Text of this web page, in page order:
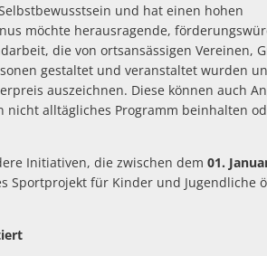
und hat einen hohen
möchte herausragende,
die von ortsansässigen Vereinen,
gestaltet und veranstaltet wurden
auszeichnen. Diese können auch
alltägliches Programm beinhalten
Initiativen, die zwischen dem 01.
Sportprojekt für Kinder und Jugendliche